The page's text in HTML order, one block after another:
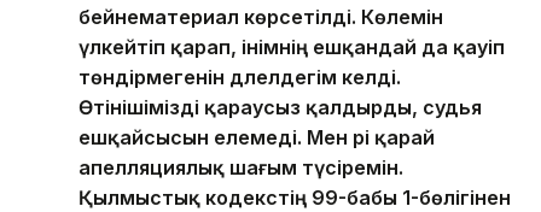
бейнематериал көрсетілді. Көлемін
үлкейтіп қарап, інімнің ешқандай да қауіп
төндірмегенін дәлелдегім келді.
Өтінішімізді қараусыз қалдырды, судья
ешқайсысын елемеді. Мен әрі қарай
апелляциялық шағым түсіремін.
Қылмыстық кодекстің 99-бабы 1-бөлігінен